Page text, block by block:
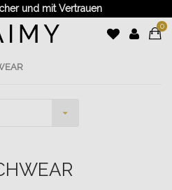
und mit Vertrauen
0